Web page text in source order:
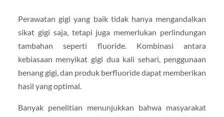
Perawatan gigi yang baik tidak hanya mengandalkan
sikat gigi saja, tetapi juga memerlukan perlindungan
tambahan seperti fluoride. Kombinasi antara
kebiasaan menyikat gigi dua kali sehari, penggunaan
benang gigi, dan produk berfluoride dapat memberikan
hasil yang optimal.
Banyak penelitian menunjukkan bahwa masyarakat